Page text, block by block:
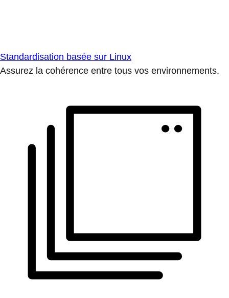
Standardisation basée sur Linux
Assurez la cohérence entre tous vos environnements.